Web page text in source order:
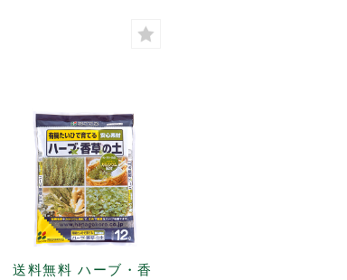
送料無料 ハーブ・香